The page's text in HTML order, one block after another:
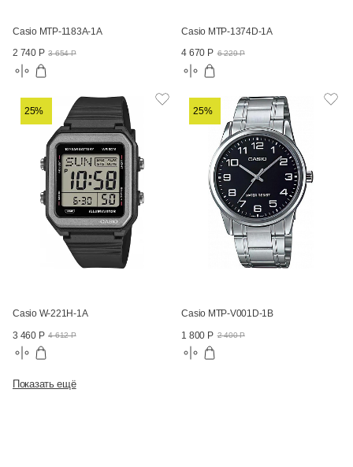
Casio MTP-1183A-1A
2 740 Р 3 654 Р
Casio MTP-1374D-1A
4 670 Р 6 229 Р
25%
Casio W-221H-1A
3 460 Р 4 612 Р
25%
Casio MTP-V001D-1B
1 800 Р 2 400 Р
Показать ещё